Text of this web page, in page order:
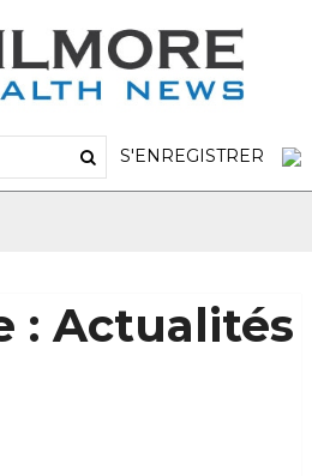
S'ENREGISTRER
:Actualités